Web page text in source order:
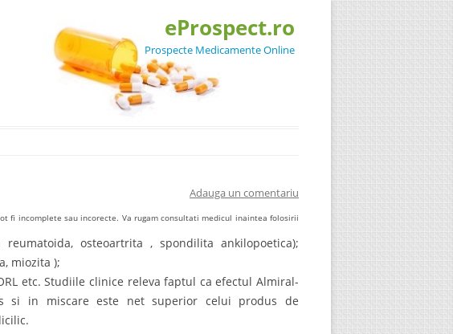
eProspect.ro
Prospecte Medicamente Online
Adauga un comentariu
fi incomplete sau incorecte. Va rugam consultati medicul inaintea folosirii
osteoartrita , spondilita ankilopoetica);
miozita );
etc. Studiile clinice releva faptul ca efectul Almiral-
si in miscare este net superior celui produs de